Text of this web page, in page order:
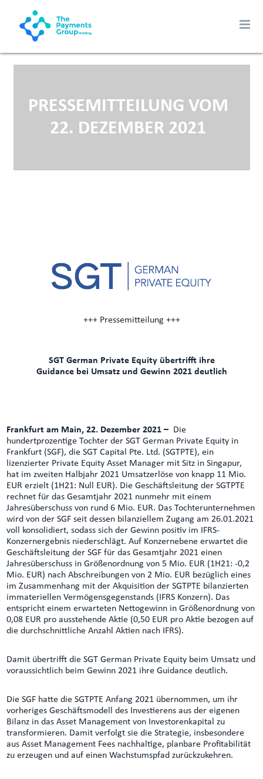
PRESSEMITTEILUNG VOM
22. DEZEMBER 2021
+++ Pressemitteilung +++
SGT German Private Equity übertrifft ihre
Guidance bei Umsatz und Gewinn 2021 deutlich
Frankfurt am Main, 22. Dezember 2021 –
Die
hundertprozentige Tochter der SGT German Private Equity in
Frankfurt (SGF), die SGT Capital Pte. Ltd. (SGTPTE), ein
lizenzierter Private Equity Asset Manager mit Sitz in Singapur,
hat im zweiten Halbjahr 2021 Umsatzerlöse von knapp 11 Mio.
EUR erzielt (1H21: Null EUR). Die Geschäftsleitung der SGTPTE
rechnet für das Gesamtjahr 2021 nunmehr mit einem
Jahresüberschuss von rund 6 Mio. EUR. Das Tochterunternehmen
wird von der SGF seit dessen bilanziellem Zugang am 26.01.2021
voll konsolidiert, sodass sich der Gewinn positiv im IFRS-
Konzernergebnis niederschlägt. Auf Konzernebene erwartet die
Geschäftsleitung der SGF für das Gesamtjahr 2021 einen
Jahresüberschuss in Größenordnung von 5 Mio. EUR (1H21: -0,2
Mio. EUR) nach Abschreibungen von 2 Mio. EUR bezüglich eines
im Zusammenhang mit der Akquisition der SGTPTE bilanzierten
immateriellen Vermögensgegenstands (IFRS Konzern). Das
entspricht einem erwarteten Nettogewinn in Größenordnung von
0,08 EUR pro ausstehende Aktie (0,50 EUR pro Aktie bezogen auf
die durchschnittliche Anzahl Aktien nach IFRS).
Damit übertrifft die SGT German Private Equity beim Umsatz und
voraussichtlich beim Gewinn 2021 ihre Guidance deutlich.
Die SGF hatte die SGTPTE Anfang 2021 übernommen, um ihr
vorheriges Geschäftsmodell des Investierens aus der eigenen
Bilanz in das Asset Management von Investorenkapital zu
transformieren. Damit verfolgt sie die Strategie, insbesondere
aus Asset Management Fees nachhaltige, planbare Profitabilität
zu erzeugen und auf einen Wachstumspfad zurückzukehren.